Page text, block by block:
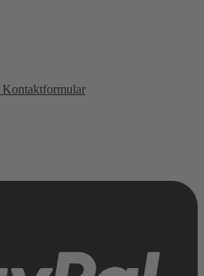
Kontaktformular